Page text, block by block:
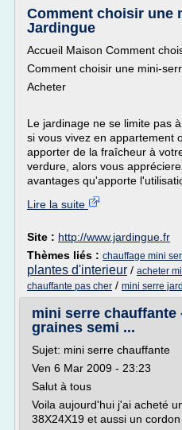
Comment choisir une
Jardingue
Accueil Maison Comment
Comment choisir une mini-
Acheter
Le jardinage ne se limite pas
si vous vivez en appartement
apporter de la fraîcheur à
verdure, alors vous
avantages qu'apporte
Lire la suite
Site : http://www.jardingue.fr
Thèmes liés : chauffage mini
plantes d'interieur / acheter
chauffante pas cher / mini serre
mini serre chauffante
graines semi ...
Sujet: mini serre chauffante
Ven 6 Mar 2009 - 23:23
Salut à tous
Voila aujourd'hui j'ai acheté
38X24X19 et aussi un